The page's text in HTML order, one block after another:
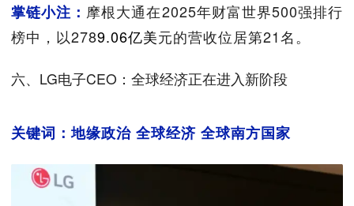
掌链小注：摩根大通在2025年财富世界500强排行
榜中，以2789.06亿美元的营收位居第21名。
六、LG电子CEO：全球经济正在进入新阶段
关键词：地缘政治 全球经济 全球南方国家